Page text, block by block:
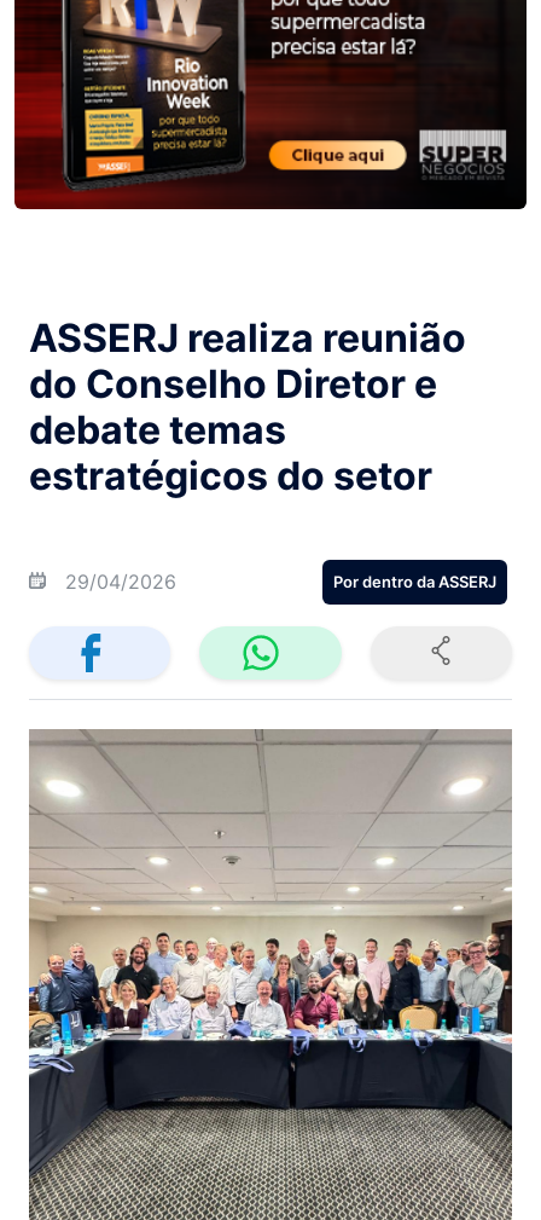
ASSERJ realiza reunião
do Conselho Diretor e
debate temas
estratégicos do setor
29/04/2026 Por dentro da ASSERJ